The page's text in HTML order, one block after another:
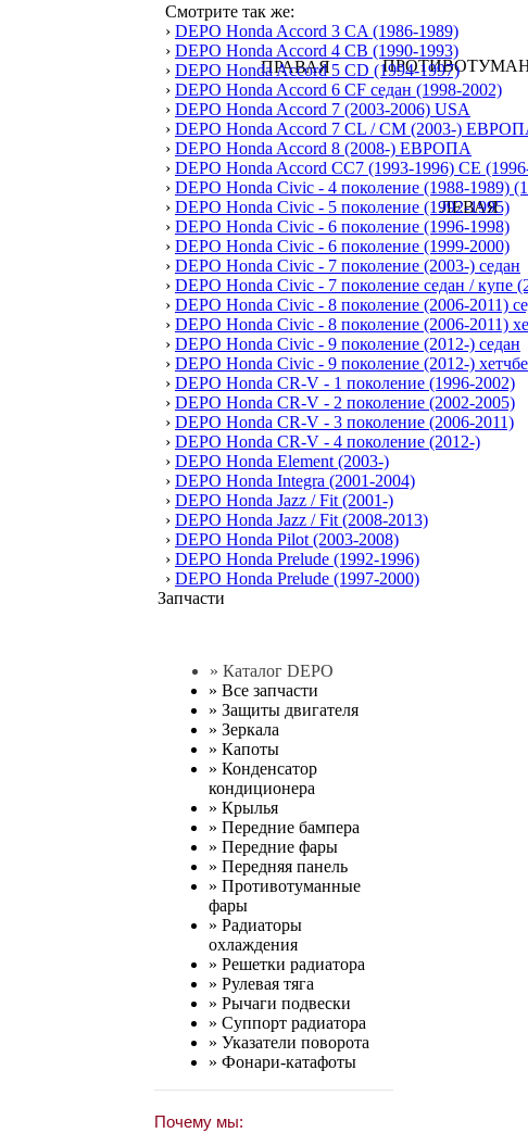
Смотрите так же:
› DEPO Honda Accord 3 CA (1986-1989)
› DEPO Honda Accord 4 CB (1990-1993)
› DEPO Honda Accord 5 CD (1994-1997)
› DEPO Honda Accord 6 CF седан (1998-2002)
› DEPO Honda Accord 7 (2003-2006) USA
› DEPO Honda Accord 7 CL / CM (2003-)
› DEPO Honda Accord 8 (2008-) ЕВРОПА
› DEPO Honda Accord СС7 (1993-1996) CE
› DEPO Honda Civic - 4 поколение (1988-1989)
› DEPO Honda Civic - 5 поколение (1992-1995)
› DEPO Honda Civic - 6 поколение (1996-1998)
› DEPO Honda Civic - 6 поколение (1999-2000)
› DEPO Honda Civic - 7 поколение (2003-) седан
› DEPO Honda Civic - 7 поколение седан / купе
› DEPO Honda Civic - 8 поколение (2006-2011)
› DEPO Honda Civic - 8 поколение (2006-2011)
› DEPO Honda Civic - 9 поколение (2012-) седан
› DEPO Honda Civic - 9 поколение (2012-)
› DEPO Honda CR-V - 1 поколение (1996-2002)
› DEPO Honda CR-V - 2 поколение (2002-2005)
› DEPO Honda CR-V - 3 поколение (2006-2011)
› DEPO Honda CR-V - 4 поколение (2012-)
› DEPO Honda Element (2003-)
› DEPO Honda Integra (2001-2004)
› DEPO Honda Jazz / Fit (2001-)
› DEPO Honda Jazz / Fit (2008-2013)
› DEPO Honda Pilot (2003-2008)
› DEPO Honda Prelude (1992-1996)
› DEPO Honda Prelude (1997-2000)
Запчасти
» Каталог DEPO
» Все запчасти
» Защиты двигателя
» Зеркала
» Капоты
» Конденсатор
кондиционера
» Крылья
» Передние бампера
» Передние фары
» Передняя панель
» Противотуманные
фары
» Радиаторы
охлаждения
» Решетки радиатора
» Рулевая тяга
» Рычаги подвески
» Суппорт радиатора
» Указатели поворота
» Фонари-катафоты
Почему мы: